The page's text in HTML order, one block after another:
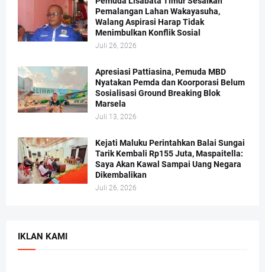
Pemalangan Lahan Wakayasuha,
Walang Aspirasi Harap Tidak
Menimbulkan Konflik Sosial
Juli 26, 2026
Apresiasi Pattiasina, Pemuda MBD
Nyatakan Pemda dan Koorporasi Belum
Sosialisasi Ground Breaking Blok
Marsela
Juli 13, 2026
Kejati Maluku Perintahkan Balai Sungai
Tarik Kembali Rp155 Juta, Maspaitella:
Saya Akan Kawal Sampai Uang Negara
Dikembalikan
Juli 26, 2026
IKLAN KAMI